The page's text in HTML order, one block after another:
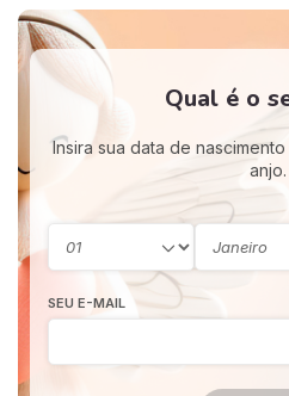
Qual é o
Insira sua data de
anjo.
SEU E-MAIL